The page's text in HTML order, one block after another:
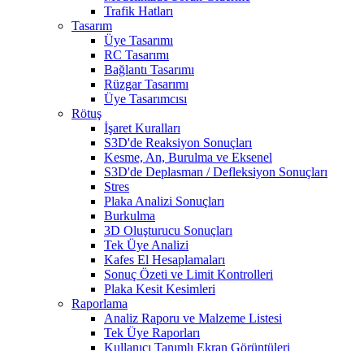
Trafik Hatları
Tasarım
Üye Tasarımı
RC Tasarımı
Bağlantı Tasarımı
Rüzgar Tasarımı
Üye Tasarımcısı
Rötuş
İşaret Kuralları
S3D'de Reaksiyon Sonuçları
Kesme, An, Burulma ve Eksenel
S3D'de Deplasman / Defleksiyon Sonuçları
Stres
Plaka Analizi Sonuçları
Burkulma
3D Oluşturucu Sonuçları
Tek Üye Analizi
Kafes El Hesaplamaları
Sonuç Özeti ve Limit Kontrolleri
Plaka Kesit Kesimleri
Raporlama
Analiz Raporu ve Malzeme Listesi
Tek Üye Raporları
Kullanıcı Tanımlı Ekran Görüntüleri